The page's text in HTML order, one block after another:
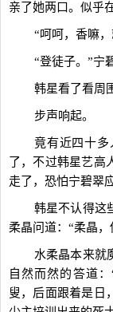
亲了她两口。似乎
“呵呵，香嘛
“登徒子。”宁
韩星看了看周
步声响起。
竟有近四十
了，不过韩星艺高
走了，恐怕宁碧翠
韩星不认得这
柔晶问道：“柔晶
水柔晶本来就
自然而然的答道
叟，后面跟着是日